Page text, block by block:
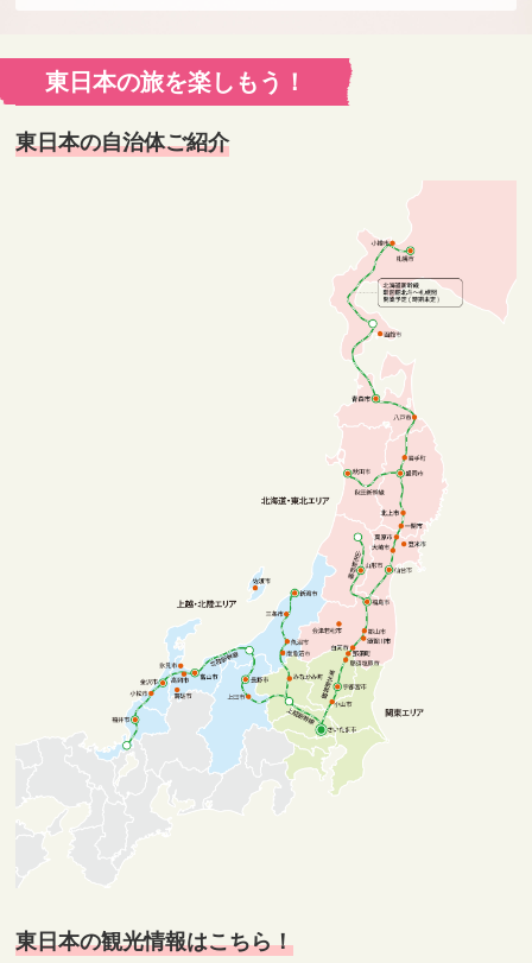
東日本の旅を楽しもう！
東日本の自治体ご紹介
東日本の観光情報はこちら！